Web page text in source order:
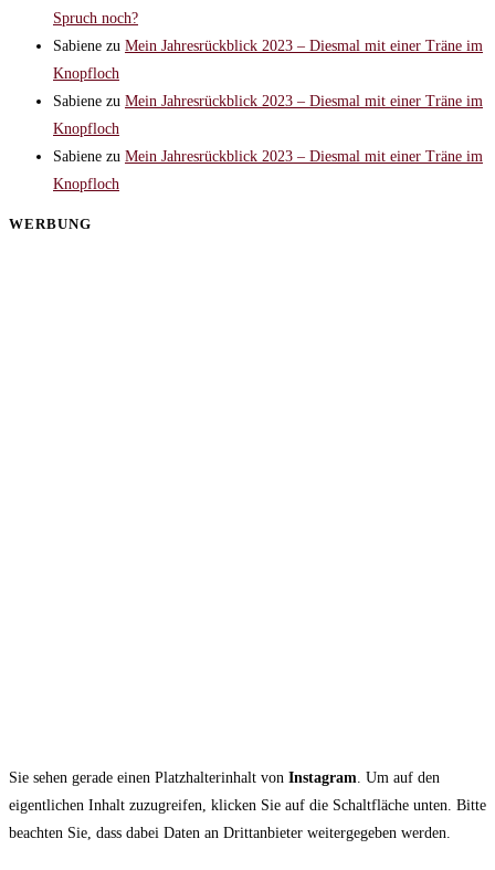
Spruch noch?
Sabiene zu Mein Jahresrückblick 2023 – Diesmal mit einer Träne im
Knopfloch
Sabiene zu Mein Jahresrückblick 2023 – Diesmal mit einer Träne im
Knopfloch
Sabiene zu Mein Jahresrückblick 2023 – Diesmal mit einer Träne im
Knopfloch
WERBUNG
Sie sehen gerade einen Platzhalterinhalt von Instagram. Um auf den
eigentlichen Inhalt zuzugreifen, klicken Sie auf die Schaltfläche unten. Bitte
beachten Sie, dass dabei Daten an Drittanbieter weitergegeben werden.